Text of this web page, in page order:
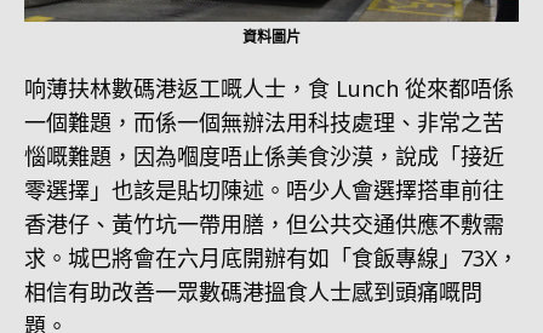
資料圖片
响薄扶林數碼港返工嘅人士，食 Lunch 從來都唔係
一個難題，而係一個無辦法用科技處理、非常之苦
惱嘅難題，因為嗰度唔止係美食沙漠，說成「接近
零選擇」也該是貼切陳述。唔少人會選擇搭車前往
香港仔、黃竹坑一帶用膳，但公共交通供應不敷需
求。城巴將會在六月底開辦有如「食飯專線」73X，
相信有助改善一眾數碼港搵食人士感到頭痛嘅問
題。